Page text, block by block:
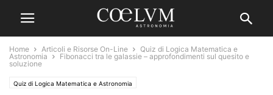
Home Articoli e Risorse On-Line
Quiz di Logica Matematica e
Astronomia
Fibonacci tra le galassie – approfondimenti sul quesito e
soluzione
Quiz di Logica Matematica e Astronomia